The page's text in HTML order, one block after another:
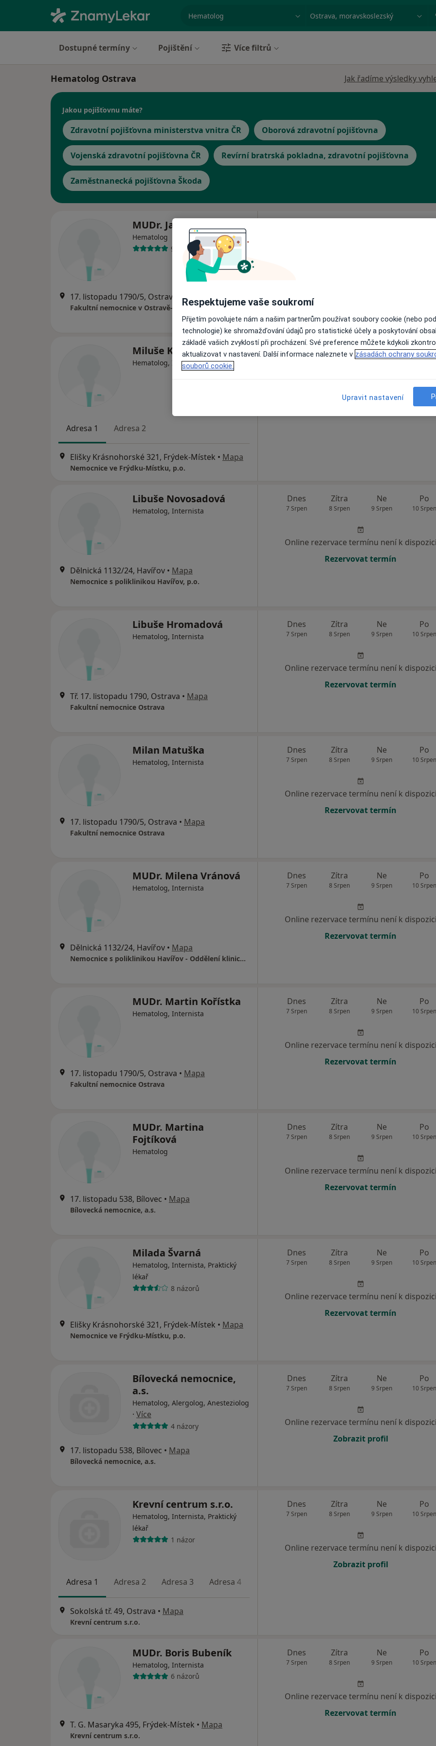
Dostupné termíny Pojištění Více filtrů
Hematolog Ostrava Jak řadíme výsledky
Jakou pojišťovnu máte?
Zdravotní pojišťovna ministerstva vnitra ČR Oborová zdravotní pojišťovna
Vojenská zdravotní pojišťovna ČR Revírní bratrská pokladna, zdravotní pojišťovna
Zaměstnanecká pojišťovna Škoda
MUDr. Jana Zuchnická
Hematolog
9 názorů
17. listopadu 1790/5, Ostrava Mapa
Fakultní nemocnice v Ostravě-Porubě
Miluše Kubečková
Hematolog, Internista
Adresa 1 Adresa 2
Elišky Krásnohorské 321, Frýdek-Místek • Mapa
Nemocnice ve Frýdku-Místku, p.o.
Dnes Zítra Ne
9 Srpen
Po
10
Online rezervace termínu není k
Libuše Novosadová
Hematolog, Internista
Dělnická 1132/24, Havířov • Mapa
Nemocnice s poliklinikou Havířov, p.o.
Dnes
7 Srpen
Zítra
8 Srpen
Ne
9 Srpen
Po
10 Srpen
Online rezervace termínu není k dispozici
Rezervovat termín
Libuše Hromadová
Hematolog, Internista
Tř. 17. listopadu 1790, Ostrava • Mapa
Fakultní nemocnice Ostrava
Dnes
7 Srpen
Zítra
8 Srpen
Ne
9 Srpen
Po
10 Srpen
Online rezervace termínu není k dispozici
Rezervovat termín
Milan Matuška
Hematolog, Internista
17. listopadu 1790/5, Ostrava • Mapa
Fakultní nemocnice Ostrava
Dnes
7 Srpen
Zítra
8 Srpen
Ne
9 Srpen
Po
10 Srpen
Online rezervace termínu není k dispozici
Rezervovat termín
MUDr. Milena Vránová
Hematolog, Internista
Dělnická 1132/24, Havířov • Mapa
Nemocnice s poliklinikou Havířov - Oddělení klinické hematologie
Dnes
7 Srpen
Zítra
8 Srpen
Ne
9 Srpen
Po
10 Srpen
Online rezervace termínu není k dispozici
Rezervovat termín
MUDr. Martin Kořístka
Hematolog, Internista
17. listopadu 1790/5, Ostrava • Mapa
Fakultní nemocnice Ostrava
Dnes
7 Srpen
Zítra
8 Srpen
Ne
9 Srpen
Po
10 Srpen
Online rezervace termínu není k dispozici
Rezervovat termín
MUDr. Martina
Fojtíková
Hematolog
17. listopadu 538, Bílovec • Mapa
Bílovecká nemocnice, a.s.
Dnes
7 Srpen
Zítra
8 Srpen
Ne
9 Srpen
Po
10 Srpen
Online rezervace termínu není k dispozici
Rezervovat termín
Milada Švarná
Hematolog, Internista, Praktický
lékař
8 názorů
Elišky Krásnohorské 321, Frýdek-Místek • Mapa
Nemocnice ve Frýdku-Místku, p.o.
Dnes
7 Srpen
Zítra
8 Srpen
Ne
9 Srpen
Po
10 Srpen
Online rezervace termínu není k dispozici
Rezervovat termín
Bílovecká nemocnice,
a.s.
Hematolog, Alergolog, Anesteziolog
· Více
4 názory
17. listopadu 538, Bílovec • Mapa
Bílovecká nemocnice, a.s.
Dnes
7 Srpen
Zítra
8 Srpen
Ne
9 Srpen
Po
10 Srpen
Online rezervace termínu není k dispozici
Zobrazit profil
Krevní centrum s.r.o.
Hematolog, Internista, Praktický
lékař
1 názor
Adresa 1 Adresa 2 Adresa 3 Adresa 4
Sokolská tř. 49, Ostrava • Mapa
Krevní centrum s.r.o.
Dnes
7 Srpen
Zítra
8 Srpen
Ne
9 Srpen
Po
10 Srpen
Online rezervace termínu není k dispozici
Zobrazit profil
MUDr. Boris Bubeník
Hematolog, Internista
6 názorů
T. G. Masaryka 495, Frýdek-Místek • Mapa
Krevní centrum s.r.o.
Dnes
7 Srpen
Zítra
8 Srpen
Ne
9 Srpen
Po
10 Srpen
Online rezervace termínu není k dispozici
Rezervovat termín
Respektujeme vaše soukromí
Přijetím povolujete nám a našim partnerům používat soubory cookie (nebo
technologie) ke shromažďování údajů pro statistické účely a poskytování
základě vašich zvyklostí při procházení. Své preference můžete kdykoli
aktualizovat v nastavení. Další informace naleznete v zásadách ochrany
souborů cookie.
Upravit nastavení